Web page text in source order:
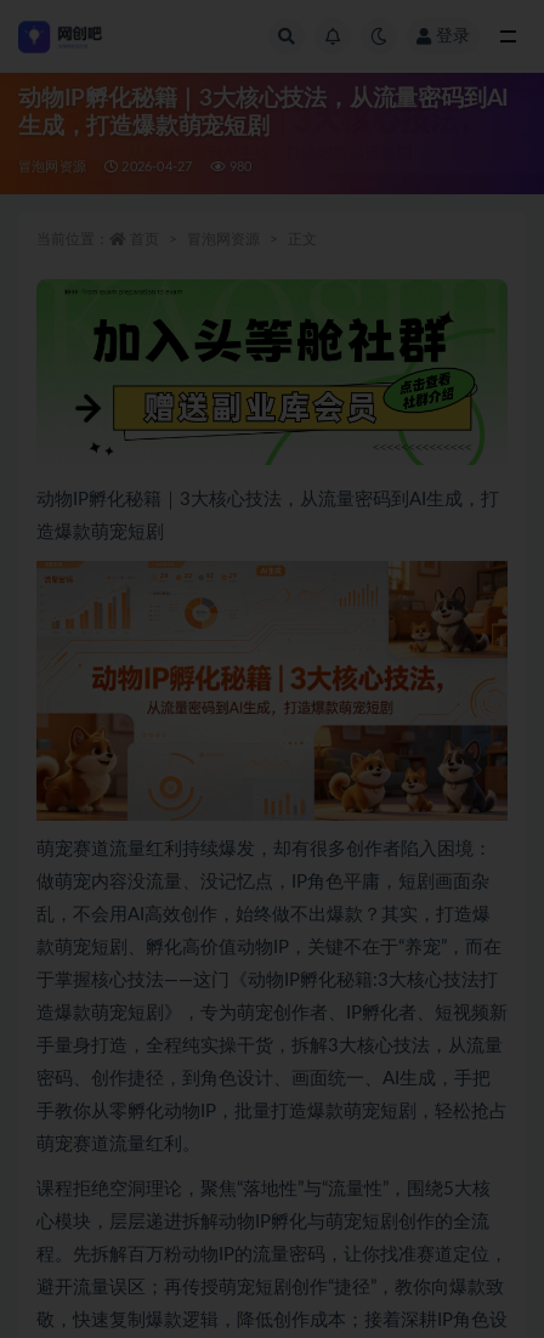
登录
动物IP孵化秘籍｜3大核心技法，从流量密码到AI
生成，打造爆款萌宠短剧
冒泡网资源 2026-04-27 980
动物IP孵化秘籍｜3大核心技法，从流量密码到AI生成，打
造爆款萌宠短剧
萌宠赛道流量红利持续爆发，却有很多创作者陷入困境：
做萌宠内容没流量、没记忆点，IP角色平庸，短剧画面杂
乱，不会用AI高效创作，始终做不出爆款？其实，打造爆
款萌宠短剧、孵化高价值动物IP，关键不在于“养宠”，而在
于掌握核心技法——这门《动物IP孵化秘籍:3大核心技法打
造爆款萌宠短剧》，专为萌宠创作者、IP孵化者、短视频新
手量身打造，全程纯实操干货，拆解3大核心技法，从流量
密码、创作捷径，到角色设计、画面统一、AI生成，手把
手教你从零孵化动物IP，批量打造爆款萌宠短剧，轻松抢占
萌宠赛道流量红利。
课程拒绝空洞理论，聚焦“落地性”与“流量性”，围绕5大核
心模块，层层递进拆解动物IP孵化与萌宠短剧创作的全流
程。先拆解百万粉动物IP的流量密码，让你找准赛道定位，
避开流量误区；再传授萌宠短剧创作“捷径”，教你向爆款致
敬，快速复制爆款逻辑，降低创作成本；接着深耕IP角色设